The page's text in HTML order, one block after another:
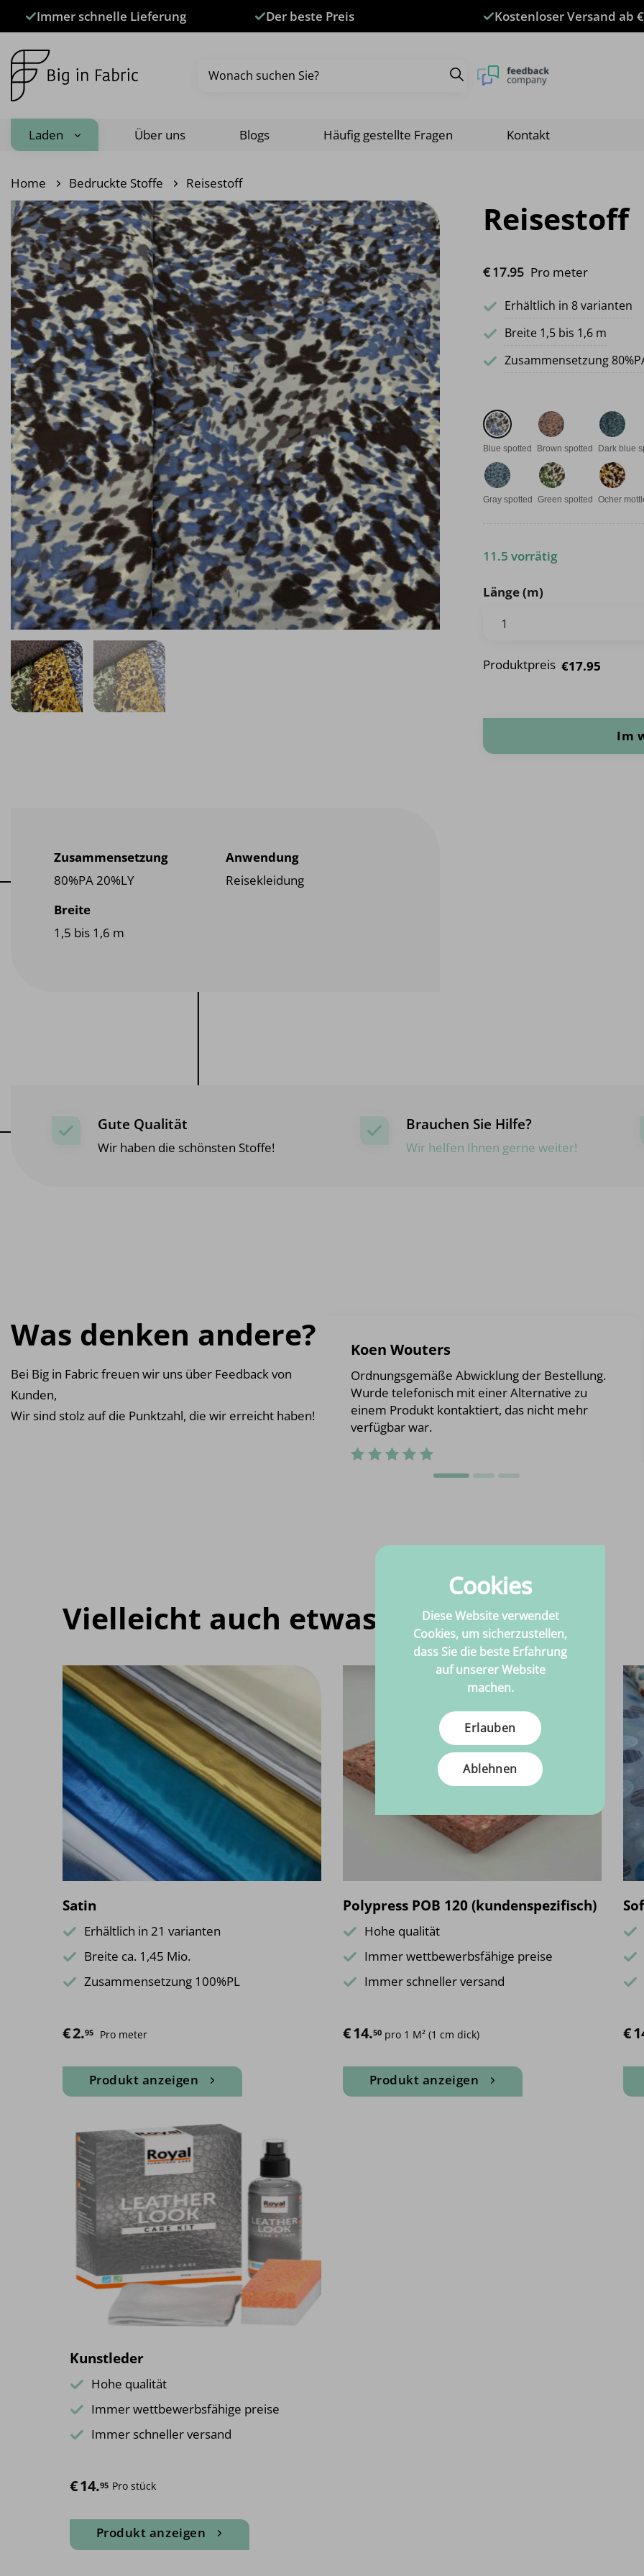
Immer schnelle Lieferung Der beste Preis Kostenloser Versand ab
nach:
Laden Über uns Blogs Häufig gestellte Fragen Kontakt
Home Bedruckte Stoffe Reisestoff
Reisestoff
€17.95 Pro meter
Erhältlich in 8 varianten
Breite 1,5 bis 1,6 m
Zusammensetzung
Blue spotted Brown spotted Dark blue
Gray spotted Green spotted Ocher
11.5 vorrätig
Länge (m)
Produktpreis €17.95
Im
Zusammensetzung
80%PA 20%LY
Anwendung
Reisekleidung
Breite
1,5 bis 1,6 m
Gute Qualität
Wir haben die schönsten Stoffe!
Brauchen Sie Hilfe?
Wir helfen Ihnen gerne weiter!
Was denken andere?
Bei Big in Fabric freuen wir uns über Feedback von
Kunden,
Wir sind stolz auf die Punktzahl, die wir erreicht haben!
Koen Wouters
Ordnungsgemäße Abwicklung der Bestellung.
Wurde telefonisch mit einer Alternative zu
einem Produkt kontaktiert, das nicht mehr
verfügbar war.
Vielleicht auch etwas für dich
Satin
Erhältlich in 21 varianten
Breite ca. 1,45 Mio.
Zusammensetzung 100%PL
€2.95 Pro meter
Produkt anzeigen
Polypress POB 120 (kundenspezifisch)
Hohe qualität
Immer wettbewerbsfähige preise
Immer schneller versand
€14.50 pro 1 M² (1 cm dick)
Produkt anzeigen
€
Kunstleder
Hohe qualität
Immer wettbewerbsfähige preise
Immer schneller versand
€14.95 Pro stück
Produkt anzeigen
Cookies
Diese Website verwendet
Cookies, um sicherzustellen,
dass Sie die beste Erfahrung
auf unserer Website
machen.
Erlauben
Ablehnen